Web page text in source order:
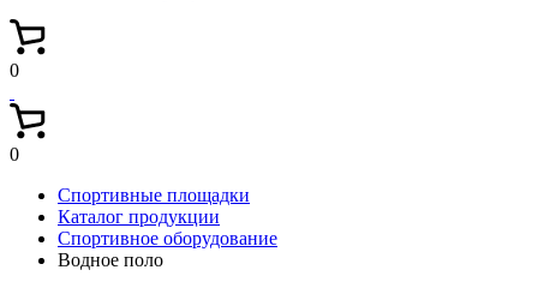
0
0
Спортивные площадки
Каталог продукции
Спортивное оборудование
Водное поло